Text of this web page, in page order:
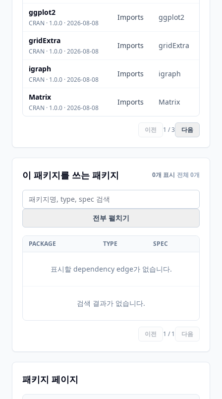
ggplot2
CRAN · 1.0.0 · 2026-08-08
Imports ggplot2
gridExtra
CRAN · 1.0.0 · 2026-08-08
Imports gridExtra
igraph
CRAN · 1.0.0 · 2026-08-08
Imports igraph
Matrix
CRAN · 1.0.0 · 2026-08-08
Imports Matrix
이전 1 / 3 다음
이 패키지를 쓰는 패키지 0개 표시 전체 0개
전부 펼치기
PACKAGE TYPE SPEC
표시할 dependency edge가 없습니다.
검색 결과가 없습니다.
이전 1 / 1 다음
패키지 페이지